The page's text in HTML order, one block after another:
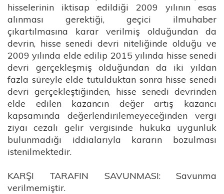
hisselerinin iktisap edildiği 2009 yılının esas
alınması gerektiği, geçici ilmuhaber
çıkartılmasına karar verilmiş olduğundan da
devrin, hisse senedi devri niteliğinde olduğu ve
2009 yılında elde edilip 2015 yılında hisse senedi
devri gerçekleşmiş olduğundan da iki yıldan
fazla süreyle elde tutulduktan sonra hisse senedi
devri gerçekleştiğinden, hisse senedi devrinden
elde edilen kazancın değer artış kazancı
kapsamında değerlendirilemeyeceğinden vergi
ziyaı cezalı gelir vergisinde hukuka uygunluk
bulunmadığı iddialarıyla kararın bozulması
istenilmektedir.
KARŞI TARAFIN SAVUNMASI: Savunma
verilmemiştir.